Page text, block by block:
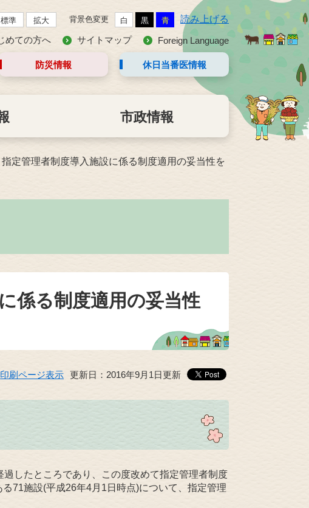
標準 拡大 背景色変更 白 黒 青 読み上げる
めての方へ サイトマップ Foreign Language
防災情報 休日当番医情報
市政情報
指定管理者制度導入施設に係る制度適用の妥当性を
係る制度適用の妥当性
印刷ページ表示 更新日：2016年9月1日更新
したところであり、この度改めて指定管理者制度
71施設(平成26年4月1日時点)について、指定管理